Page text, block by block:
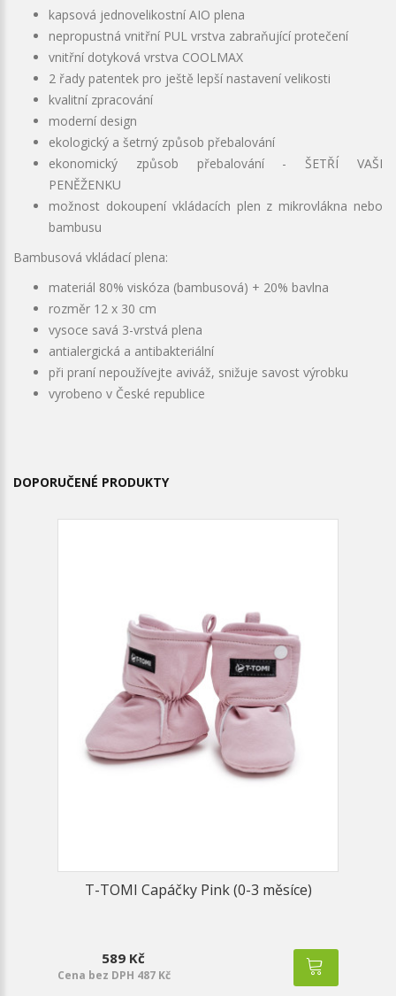
kapsová jednovelikostní AIO plena
nepropustná vnitřní PUL vrstva zabraňující protečení
vnitřní dotyková vrstva COOLMAX
2 řady patentek pro ještě lepší nastavení velikosti
kvalitní zpracování
moderní design
ekologický a šetrný způsob přebalování
ekonomický způsob přebalování - ŠETŘÍ VAŠI
PENĚŽENKU
možnost dokoupení vkládacích plen z mikrovlákna nebo
bambusu
Bambusová vkládací plena:
materiál 80% viskóza (bambusová) + 20% bavlna
rozměr 12 x 30 cm
vysoce savá 3-vrstvá plena
antialergická a antibakteriální
při praní nepoužívejte aviváž, snižuje savost výrobku
vyrobeno v České republice
DOPORUČENÉ PRODUKTY
T-TOMI Capáčky Pink (0-3 měsíce)
589 Kč
Cena bez DPH 487 Kč